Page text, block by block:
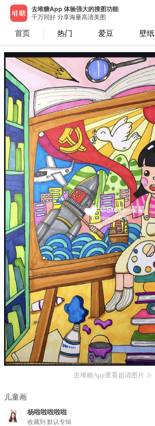
去堆糖App 体验强大的搜图功能
千万同好 分享海量高清美图
首页 热门 爱豆 壁纸
去堆糖App查看超清图片
儿童画
杨啦啦啦啦啦
收藏到 默认专辑